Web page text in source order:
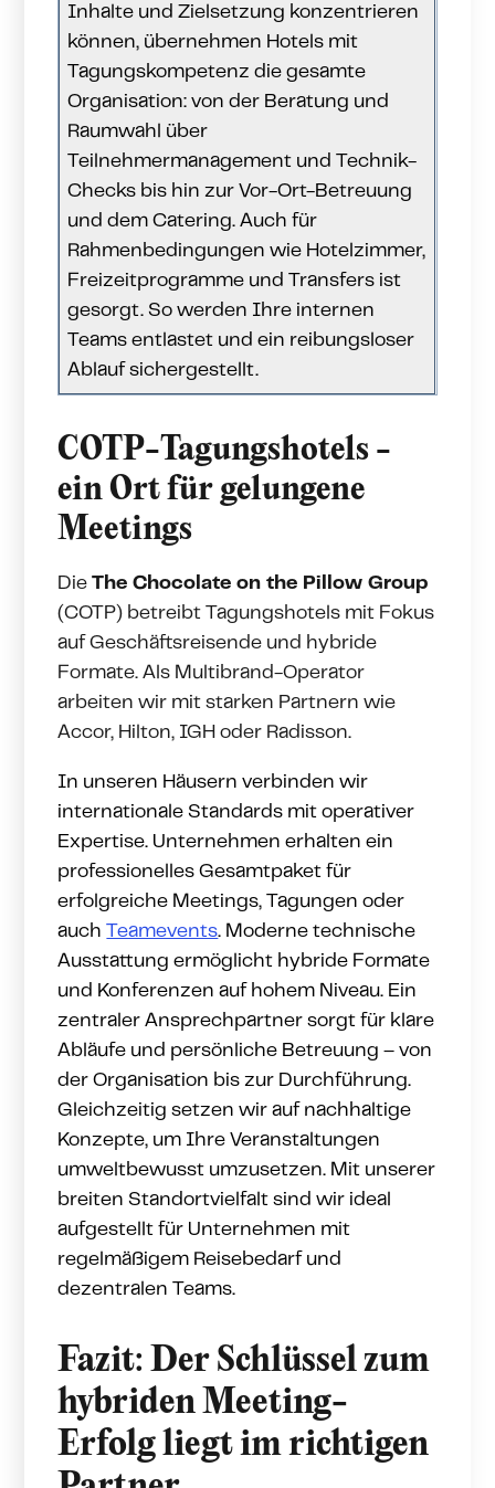
Inhalte und Zielsetzung konzentrieren
können, übernehmen Hotels mit
Tagungskompetenz die gesamte
Organisation: von der Beratung und
Raumwahl über
Teilnehmermanagement und Technik-
Checks bis hin zur Vor-Ort-Betreuung
und dem Catering. Auch für
Rahmenbedingungen wie Hotelzimmer,
Freizeitprogramme und Transfers ist
gesorgt. So werden Ihre internen
Teams entlastet und ein reibungsloser
Ablauf sichergestellt.
COTP-Tagungshotels -
ein Ort für gelungene
Meetings
DieThe Chocolate on the Pillow Group
(COTP) betreibt Tagungshotels mit Fokus
auf Geschäftsreisende und hybride
Formate. Als Multibrand-Operator
arbeiten wir mit starken Partnern wie
Accor, Hilton, IGH oder Radisson.
In unseren Häusern verbinden wir
internationale Standards mit operativer
Expertise. Unternehmen erhalten ein
professionelles Gesamtpaket für
erfolgreiche Meetings, Tagungen oder
auch
Teamevents. Moderne technische
Ausstattung ermöglicht hybride Formate
und Konferenzen auf hohem Niveau. Ein
zentraler Ansprechpartner sorgt für klare
Abläufe und persönliche Betreuung – von
der Organisation bis zur Durchführung.
Gleichzeitig setzen wir auf nachhaltige
Konzepte, um Ihre Veranstaltungen
umweltbewusst umzusetzen. Mit unserer
breiten Standortvielfalt sind wir ideal
aufgestellt für Unternehmen mit
regelmäßigem Reisebedarf und
dezentralen Teams.
Fazit: Der Schlüssel zum
hybriden Meeting-
Erfolg liegt im richtigen